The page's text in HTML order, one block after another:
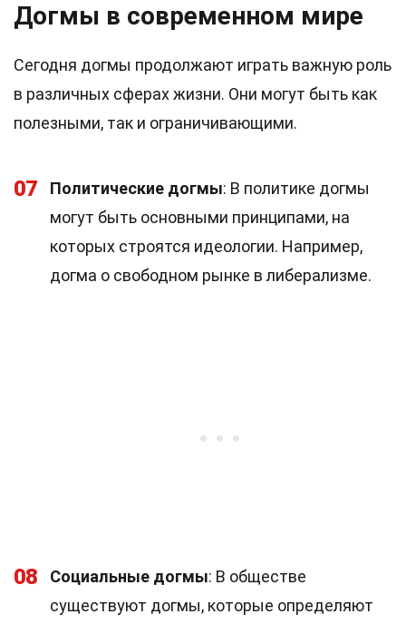
Догмы в современном мире
Сегодня догмы продолжают играть важную роль
в различных сферах жизни. Они могут быть как
полезными, так и ограничивающими.
07 Политические догмы: В политике догмы
могут быть основными принципами, на
которых строятся идеологии. Например,
догма о свободном рынке в либерализме.
08 Социальные догмы: В обществе
существуют догмы, которые определяют